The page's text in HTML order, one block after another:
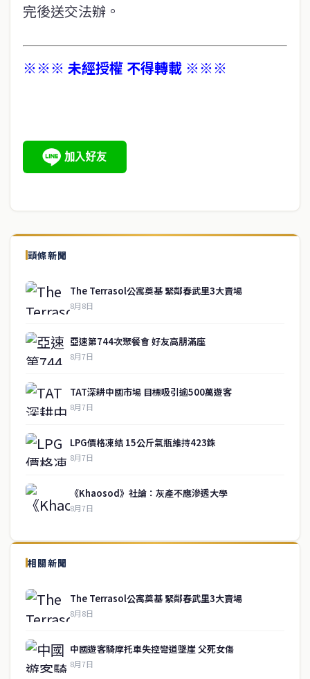
完後送交法辦。
※※※ 未經授權 不得轉載 ※※※
頭條新聞
The Terrasol公寓奠基 緊鄰春武里3大賣場
8月8日
亞速第744次聚餐會 好友高朋滿座
8月7日
TAT深耕中國市場 目標吸引逾500萬遊客
8月7日
LPG價格凍結 15公斤氣瓶維持423銖
8月7日
《Khaosod》社論：灰產不應滲透大學
8月7日
相關新聞
The Terrasol公寓奠基 緊鄰春武里3大賣場
8月8日
中國遊客騎摩托車失控彎道墜崖 父死女傷
8月7日
泰國中文新聞（TCN）是一家總部設於曼谷的中文新聞媒體，致力於
報導泰國當地政治、經濟、華人社群與社會時事，為在泰華人讀者提
供即時、客觀、多元的中文新聞內容。
快速連結
service@thaichinesenews.com ↑ 回到頂端